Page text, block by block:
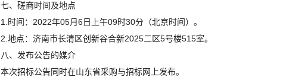
七、磋商时间及地点
1.时间：2022年05月6日上午09时30分（北京时间）。
2.地点：济南市长清区创新谷合新2025二区5号楼515室。
八、发布公告的媒介
本次招标公告同时在山东省采购与招标网上发布。